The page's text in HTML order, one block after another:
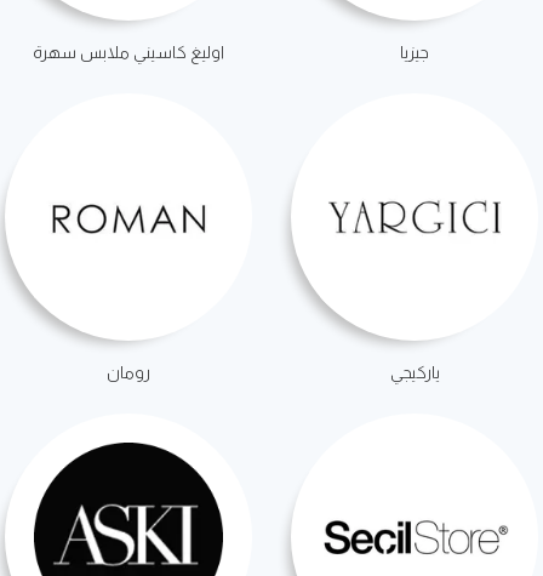
جيزيا اوليغ كاسيني ملابس سهرة
ياركيجي رومان